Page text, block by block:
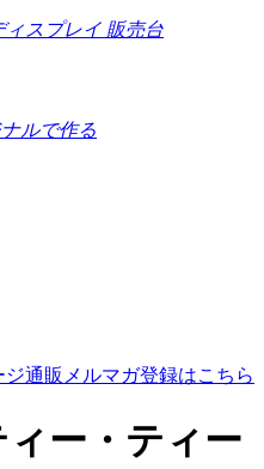
ィスプレイ 販売台
ルで作る
ー・ティー